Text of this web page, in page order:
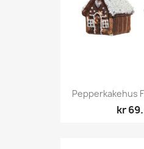
Pepperkakehus
kr